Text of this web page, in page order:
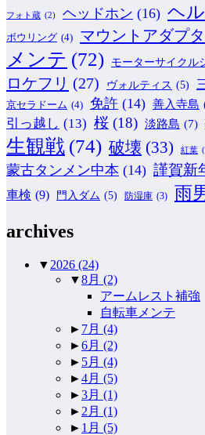
フォト蔵 (2) ヘッドホン (16) ヘ
ボウリング (4) マウントアダプ
メンテ (72) モーターサイクル
ロケフリ (27) ヴォルティス (5)
京セラドーム (4) 免許 (14) 善入寺島
引っ越し (13) 桜 (18) 淡路島 (7)
生観戦 (74) 破壊 (33) 紅葉
蒙古タンメン中本 (14) 謹賀新
車検 (9) 門入ダム (5) 防湿庫 (3) 雨
archives
▼ 2026 (24)
▼8月 (2)
アームレスト補強
自転車メンテ
► 7月 (4)
►6月 (2)
► 5月 (4)
►4月 (5)
►3月 (1)
► 2月 (1)
► 1月 (5)